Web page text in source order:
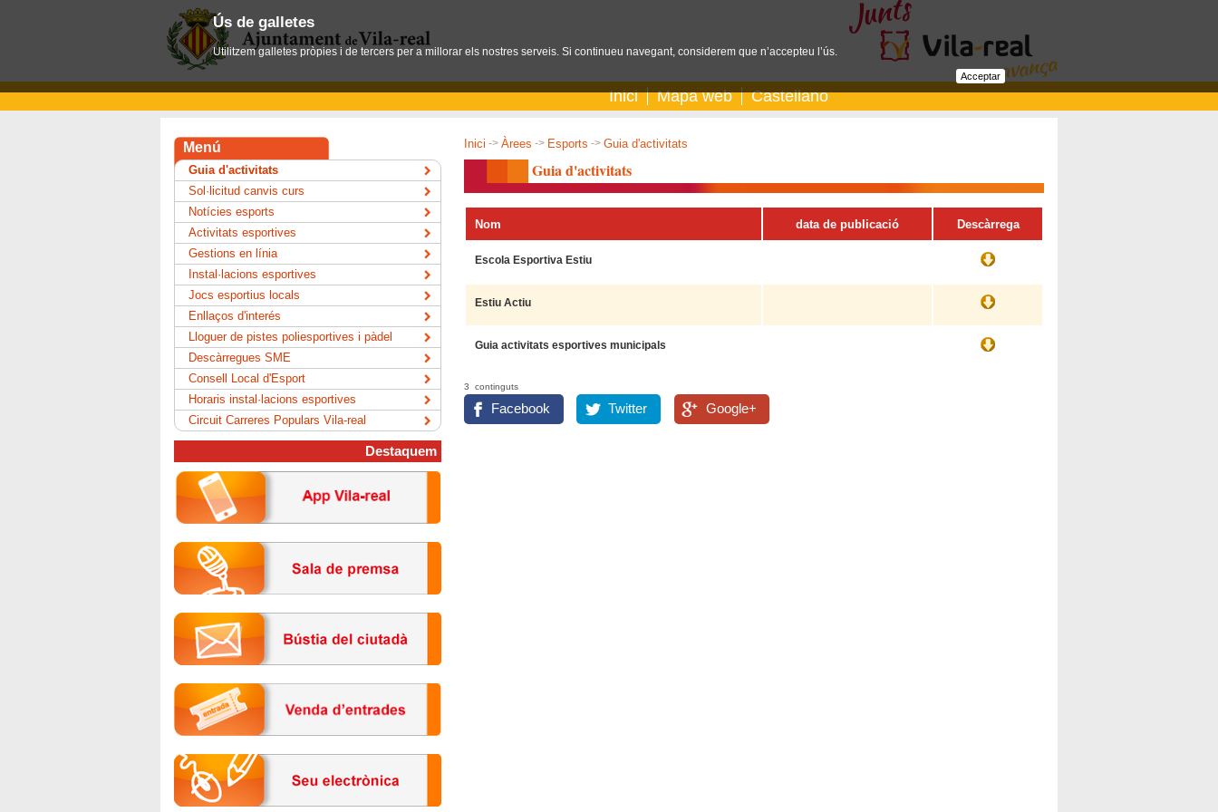
Inici Mapa web Castellano
Inici -> Àrees -> Esports -> Guia d'activitats
Guia d'activitats
Nom data de publicació Descàrrega
Escola Esportiva Estiu
Estiu Actiu
Guia activitats esportives municipals
3 continguts
Facebook Twitter Google+
Menú
Guia d'activitats
Sol·licitud canvis curs
Notícies esports
Activitats esportives
Gestions en línia
Instal·lacions esportives
Jocs esportius locals
Enllaços d'interés
Lloguer de pistes poliesportives i pàdel
Descàrregues SME
Consell Local d'Esport
Horaris instal·lacions esportives
Circuit Carreres Populars Vila-real
Destaquem
Ús de galletes
Utilitzem galletes pròpies i de tercers per a millorar els nostres serveis. Si continueu navegant, considerem que n’accepteu l’ús.
Acceptar